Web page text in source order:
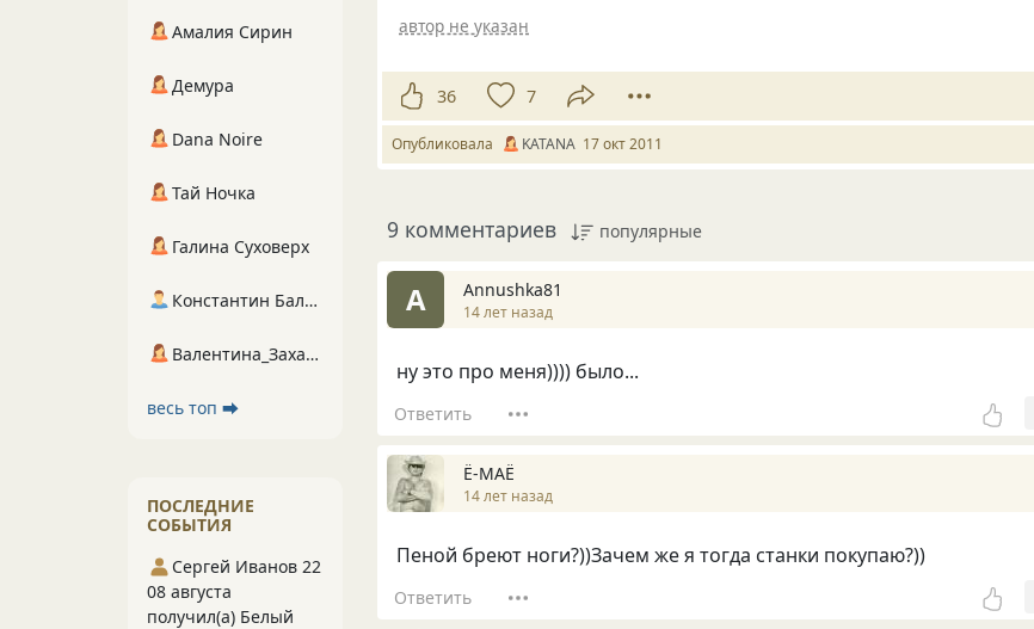
автор не указан
36 7
Опубликовала KATANA 17 окт 2011
9 комментариев популярные
A Annushka81
14 лет назад
ну это про меня)))) было...
Ответить
Ё-МАЁ
14 лет назад
Пеной бреют ноги?))Зачем же я тогда станки покупаю?))
Ответить
Амалия Сирин
Демура
Dana Noire
Тай Ночка
Галина Суховерх
Константин Балухта
Валентина_Захарова
весь топ ⮕
ПОСЛЕДНИЕ
СОБЫТИЯ
Сергей Иванов 22
08 августа
получил(а) Белый